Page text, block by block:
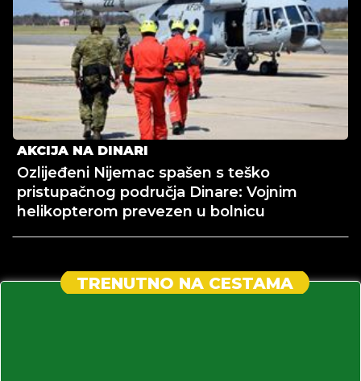
AKCIJA NA DINARI
Ozlijeđeni Nijemac spašen s teško
pristupačnog područja Dinare: Vojnim
helikopterom prevezen u bolnicu
TRENUTNO NA CESTAMA